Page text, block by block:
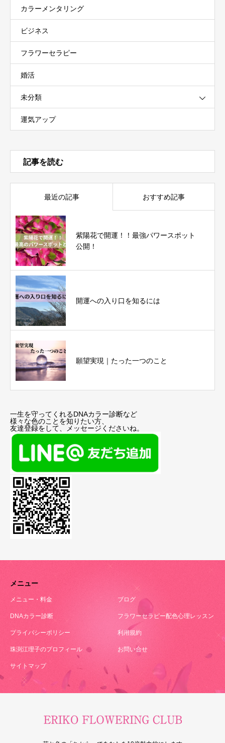
カラーメンタリング
ビジネス
フラワーセラピー
婚活
未分類
運気アップ
記事を読む
最近の記事 おすすめ記事
紫陽花で開運！！最強パワースポット
公開！
開運への入り口を知るには
願望実現｜たった一つのこと
一生を守ってくれるDNAカラー診断など
様々な色のことを知りたい方、
友達登録をして、メッセージくださいね。
メニュー
メニュー・料金 ブログ
DNAカラー診断 フラワーセラピー配色心理レッスン
プライバシーポリシー 利用規約
珠渕江理子のプロフィール お問い合せ
サイトマップ